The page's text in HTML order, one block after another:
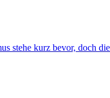
stehe kurz bevor, doch